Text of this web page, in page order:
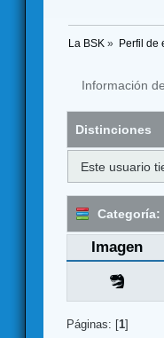
La BSK » Perfil de
Información
Distinciones
Este usuario
Categoría:
Imagen
Páginas: [1]